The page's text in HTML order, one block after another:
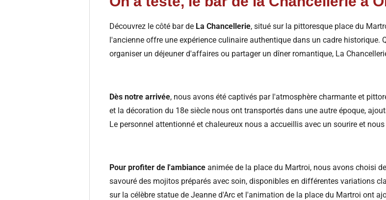
Découvrez le côté bar de La Chancellerie, situé sur la pittoresque place du
l'ancienne offre une expérience culinaire authentique dans un cadre historique.
organiser un déjeuner d'affaires ou partager un dîner romantique, La
Dès notre arrivée, nous avons été captivés par l'atmosphère charmante et
et la décoration du 18e siècle nous ont transportés dans une autre époque,
Le personnel attentionné et chaleureux nous a accueillis avec un sourire et
Pour profiter de l'ambiance animée de la place du Martroi, nous avons choisi
savouré des mojitos préparés avec soin, disponibles en différentes variations
sur la célèbre statue de Jeanne d'Arc et l'animation de la place du Martroi ont